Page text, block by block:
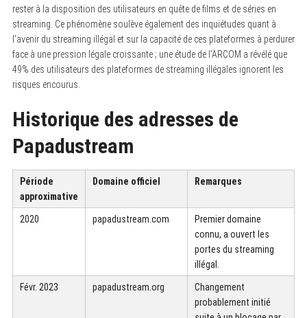
rester à la disposition des utilisateurs en quête de films et de séries en
streaming. Ce phénomène soulève également des inquiétudes quant à
l’avenir du streaming illégal et sur la capacité de ces plateformes à perdurer
face à une pression légale croissante ; une étude de l’ARCOM a révélé que
49% des utilisateurs des plateformes de streaming illégales ignorent les
risques encourus.
Historique des adresses de
Papadustream
Période
approximative
Domaine officiel Remarques
2020 papadustream.com
Premier domaine
connu, a ouvert les
portes du streaming
illégal.
Févr. 2023 papadustream.org
Changement
probablement initié